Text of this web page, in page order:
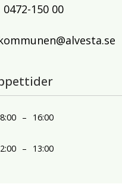
0472-150 00
– 16:00
– 13:00